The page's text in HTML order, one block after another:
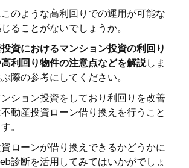
のような高利回りでの運用が可能な
ることがないでしょうか。
資におけるマンション投資の利回り
利回り物件の注意点などを解説しま
際の参考にしてください。
ション投資をしており利回りを改善
動産投資ローン借り換えを行うこと
。
ローンが借り換えできるかどうかに
診断を活用してみてはいかがでしょ